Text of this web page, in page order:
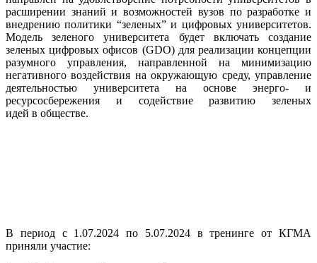
расширении знаний и возможностей вузов по разработке и
внедрению политики “зеленых” и цифровых университетов.
Модель зеленого университета будет включать создание
зеленых цифровых офисов (GDO) для реализации концепции
разумного управления, направленной на минимизацию
негативного воздействия на окружающую среду, управление
деятельностью университета на основе энерго- и
ресурсосбережения и содействие развитию зеленых
идей в обществе.
В период с 1.07.2024 по 5.07.2024 в тренинге от КГМА
приняли участие: